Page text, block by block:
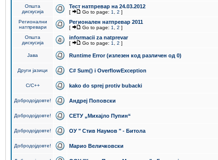
Општа
дискусија
Тест натпревар на 24.03.2012
[ Go to page: 1 2 ]
Регионални
натпревари
Регионален натпревар 2011
[ Go to page: 1 2 ]
Општа
дискусија
informacii za natprevar
[ Go to page: 1 2 ]
Јава Runtime Error (излезен код различен од 0)
Други јазици C# Sum() i OverflowException
C/C++ kako do sprej protiv bubacki
Добродојдовте! Андреј Поповски
Добродојдовте! СЕТУ „Михајло Пупин“
Добродојдовте! ОУ " Стив Наумов " - Битола
Добродојдовте! Марио Величковски